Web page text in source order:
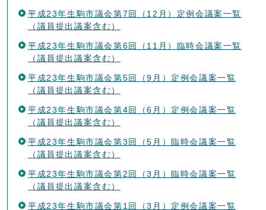
平成23年生駒市議会第7回（12月）定例会議案一覧
（議員提出議案含む）
平成23年生駒市議会第6回（11月）臨時会議案一覧
（議員提出議案含む）
平成23年生駒市議会第5回（9月）定例会議案一覧
（議員提出議案含む）
平成23年生駒市議会第4回（6月）定例会議案一覧
（議員提出議案含む）
平成23年生駒市議会第3回（5月）臨時会議案一覧
（議員提出議案含む）
平成23年生駒市議会第2回（3月）臨時会議案一覧
（議員提出議案含む）
平成23年生駒市議会第1回（3月）定例会議案一覧